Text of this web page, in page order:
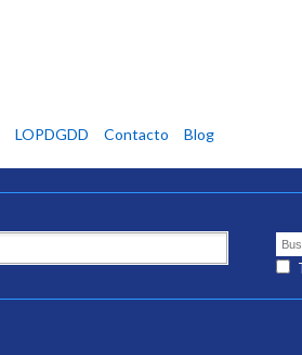
LOPDGDD Contacto Blog